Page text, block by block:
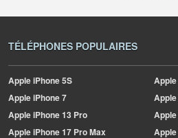
TÉLÉPHONES POPULAIRES
AppleiPhone 5S Apple
AppleiPhone 7 Apple
AppleiPhone 13 Pro Apple
AppleiPhone 17 Pro Max Apple